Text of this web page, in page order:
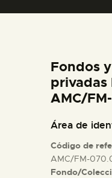
Fondos
privadas
AMC/
Área de
Código de
AMC/FM-
Fondo/